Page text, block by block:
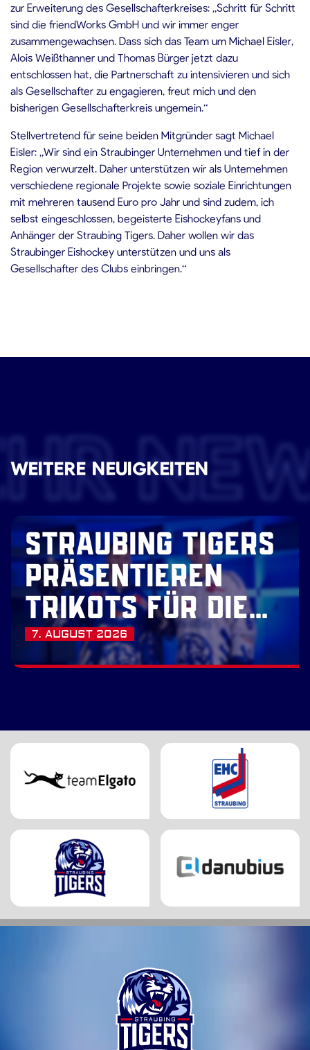
zur Erweiterung des Gesellschafterkreises: „Schritt für Schritt
sind die friendWorks GmbH und wir immer enger
zusammengewachsen. Dass sich das Team um Michael Eisler,
Alois Weißthanner und Thomas Bürger jetzt dazu
entschlossen hat, die Partnerschaft zu intensivieren und sich
als Gesellschafter zu engagieren, freut mich und den
bisherigen Gesellschafterkreis ungemein.“
Stellvertretend für seine beiden Mitgründer sagt Michael
Eisler: „Wir sind ein Straubinger Unternehmen und tief in der
Region verwurzelt. Daher unterstützen wir als Unternehmen
verschiedene regionale Projekte sowie soziale Einrichtungen
mit mehreren tausend Euro pro Jahr und sind zudem, ich
selbst eingeschlossen, begeisterte Eishockeyfans und
Anhänger der Straubing Tigers. Daher wollen wir das
Straubinger Eishockey unterstützen und uns als
Gesellschafter des Clubs einbringen.“
WEITERE NEUIGKEITEN
STRAUBING TIGERS
PRÄSENTIEREN
TRIKOTS FÜR DIE
SAISON 2026/27
7. AUGUST 2026